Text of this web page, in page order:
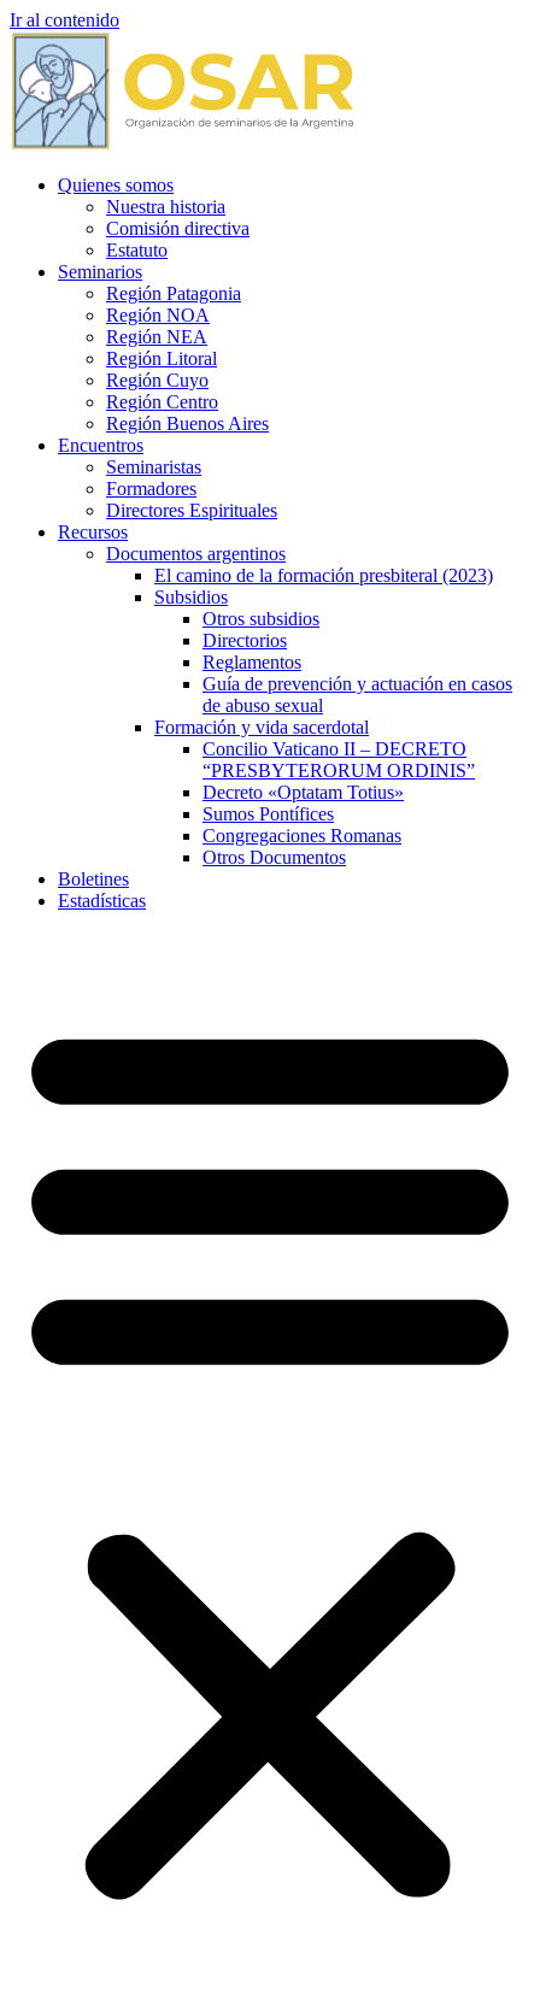
Ir al contenido
Quienes somos
Nuestra historia
Comisión directiva
Estatuto
Seminarios
Región Patagonia
Región NOA
Región NEA
Región Litoral
Región Cuyo
Región Centro
Región Buenos Aires
Encuentros
Seminaristas
Formadores
Directores Espirituales
Recursos
Documentos argentinos
El camino de la formación presbiteral (2023)
Subsidios
Otros subsidios
Directorios
Reglamentos
Guía de prevención y actuación en casos
de abuso sexual
Formación y vida sacerdotal
Concilio Vaticano II – DECRETO
“PRESBYTERORUM ORDINIS”
Decreto «Optatam Totius»
Sumos Pontífices
Congregaciones Romanas
Otros Documentos
Boletines
Estadísticas